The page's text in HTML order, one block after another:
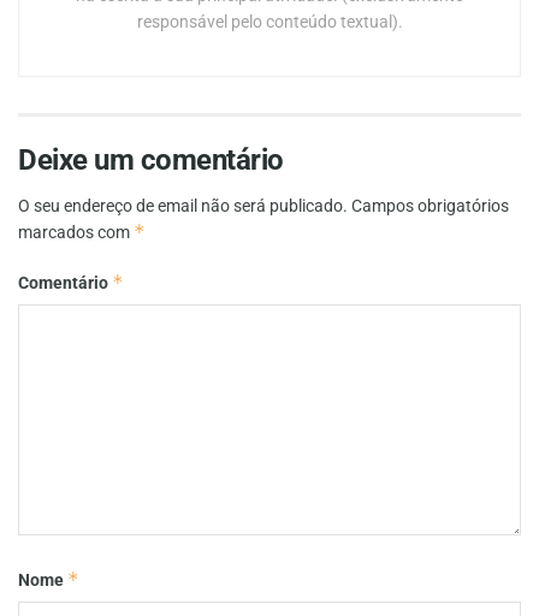
responsável pelo conteúdo textual).
Deixe um comentário
O seu endereço de email não será publicado. Campos obrigatórios
marcados com *
Comentário *
Nome *